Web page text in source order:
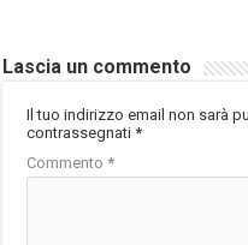
Lascia un commento
Il tuo indirizzo email non sarà
contrassegnati*
Commento*